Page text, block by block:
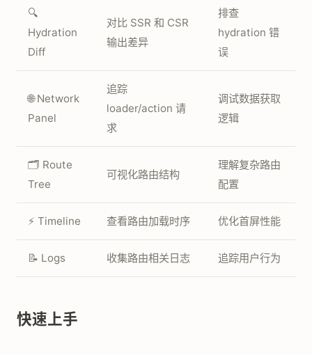
🔍
Hydration
Diff
对比 SSR 和 CSR
输出差异
排查
hydration 错
误
🌐 Network
Panel
追踪
loader/action 请
求
调试数据获取
逻辑
🗂️ Route
Tree
可视化路由结构
理解复杂路由
配置
⚡ Timeline 查看路由加载时序 优化首屏性能
📝 Logs 收集路由相关日志 追踪用户行为
快速上手